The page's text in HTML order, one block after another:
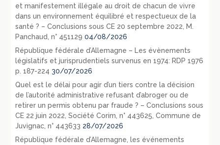
et manifestement illégale au droit de chacun de vivre
dans un environnement équilibré et respectueux de la
santé ? – Conclusions sous CE 20 septembre 2022, M.
Panchaud, n° 451129 04/08/2026
République fédérale d’Allemagne – Les évènements
législatifs et jurisprudentiels survenus en 1974: RDP 1976
p. 187-224 30/07/2026
Quel est le délai pour agir d’un tiers contre la décision
de l’autorité administrative refusant d’abroger ou de
retirer un permis obtenu par fraude ? – Conclusions sous
CE 22 juin 2022, Société Corim, n° 443625, Commune de
Juvignac, n° 443633 28/07/2026
République fédérale d’Allemagne, les événements